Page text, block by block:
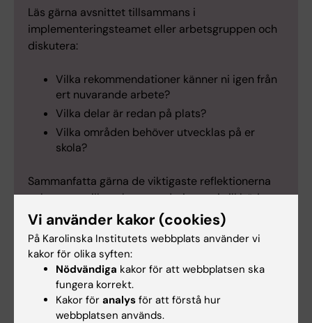
Läs gärna avsnittet tillsammans i
implementeringsteamet eller arbetsgruppen och
diskutera:
Vilka rekommendationer känner ni igen från
ert nuvarande arbete?
Vilka delar är redan på plats?
Vilka områden behöver utvecklas på er
skola?
Sammanfatta gärna de viktigaste reflektionerna
och notera vilka rekommendationer ni vill börja
arbeta vidare med.
Vem kan göra detta?
Implementeringsteamet, rektor eller annan
arbetsgrupp med ansvar för arbetsmiljöarbetet
kan läsa och diskutera riktlinjen tillsammans.
Hur lång tid tar det?
Vi använder kakor (cookies)
På Karolinska Institutets webbplats använder vi
kakor för olika syften:
Nödvändiga kakor för att webbplatsen ska
fungera korrekt.
Kakor för analys för att förstå hur
webbplatsen används.